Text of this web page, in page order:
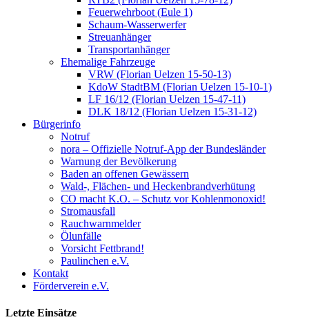
Feuerwehrboot (Eule 1)
Schaum-Wasserwerfer
Streuanhänger
Transportanhänger
Ehemalige Fahrzeuge
VRW (Florian Uelzen 15-50-13)
KdoW StadtBM (Florian Uelzen 15-10-1)
LF 16/12 (Florian Uelzen 15-47-11)
DLK 18/12 (Florian Uelzen 15-31-12)
Bürgerinfo
Notruf
nora – Offizielle Notruf-App der Bundesländer
Warnung der Bevölkerung
Baden an offenen Gewässern
Wald-, Flächen- und Heckenbrandverhütung
CO macht K.O. – Schutz vor Kohlenmonoxid!
Stromausfall
Rauchwarnmelder
Ölunfälle
Vorsicht Fettbrand!
Paulinchen e.V.
Kontakt
Förderverein e.V.
Letzte Einsätze